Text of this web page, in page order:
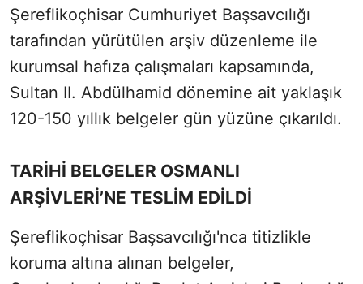
Şereflikoçhisar Cumhuriyet Başsavcılığı
tarafından yürütülen arşiv düzenleme ile
kurumsal hafıza çalışmaları kapsamında,
Sultan II. Abdülhamid dönemine ait yaklaşık
120-150 yıllık belgeler gün yüzüne çıkarıldı.
TARİHİ BELGELER OSMANLI
ARŞİVLERİ’NE TESLİM EDİLDİ
Şereflikoçhisar Başsavcılığı'nca titizlikle
koruma altına alınan belgeler,